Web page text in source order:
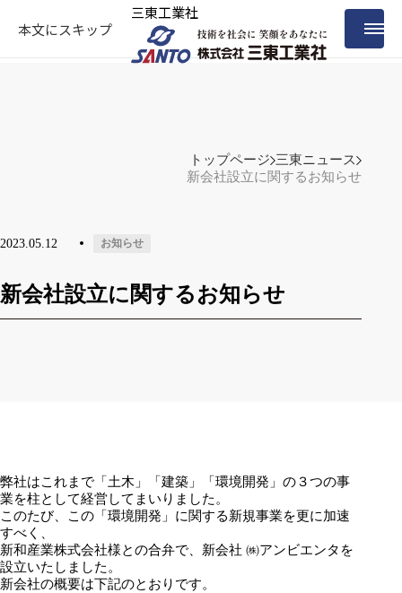
本文にスキップ
三東工業社
トップページ 三東ニュース
新会社設立に関するお知らせ
2023.05.12 お知らせ
新会社設立に関するお知らせ
弊社はこれまで「土木」「建築」「環境開発」の３つの事
業を柱として経営してまいりました。
このたび、この「環境開発」に関する新規事業を更に加速
すべく、
新和産業株式会社様との合弁で、新会社 ㈱アンビエンタを
設立いたしました。
新会社の概要は下記のとおりです。